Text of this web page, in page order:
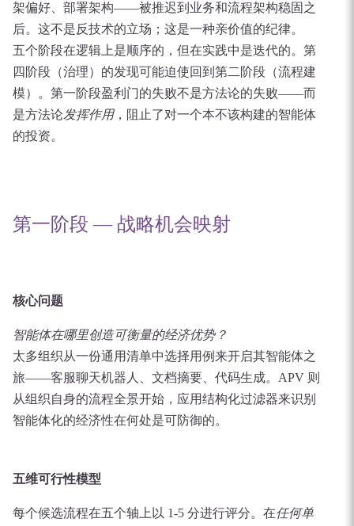
架偏好、部署架构——被推迟到业务和流程架构稳固之
后。这不是反技术的立场；这是一种亲价值的纪律。
五个阶段在逻辑上是顺序的，但在实践中是迭代的。第
四阶段（治理）的发现可能迫使回到第二阶段（流程建
模）。第一阶段盈利门的失败不是方法论的失败——而
是方法论发挥作用，阻止了对一个本不该构建的智能体
的投资。
第一阶段 — 战略机会映射
核心问题
智能体在哪里创造可衡量的经济优势？
太多组织从一份通用清单中选择用例来开启其智能体之
旅——客服聊天机器人、文档摘要、代码生成。APV 则
从组织自身的流程全景开始，应用结构化过滤器来识别
智能体化的经济性在何处是可防御的。
五维可行性模型
每个候选流程在五个轴上以 1-5 分进行评分。在任何单